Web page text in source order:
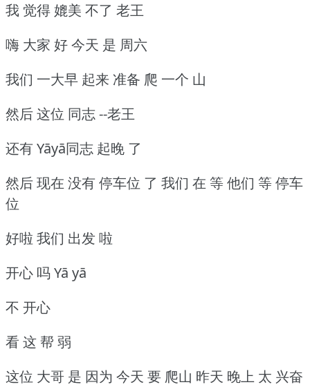
我 觉得 媲美 不了 老王
嗨 大家 好 今天 是 周六
我们 一大早 起来 准备 爬 一个 山
然后 这位 同志 --老王
还有 Yāyā同志 起晚 了
然后 现在 没有 停车位 了 我们 在 等 他们 等 停车
位
好啦 我们 出发 啦
开心 吗 Yā yā
不 开心
看 这 帮 弱
这位 大哥 是 因为 今天 要 爬山 昨天 晚上 太 兴奋